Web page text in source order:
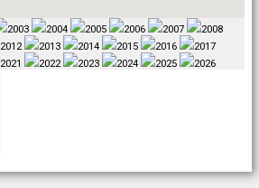
2003 2004 2005 2006 2007
2008
2012 2013 2014 2015 2016
2017
2021 2022 2023 2024 2025 2026